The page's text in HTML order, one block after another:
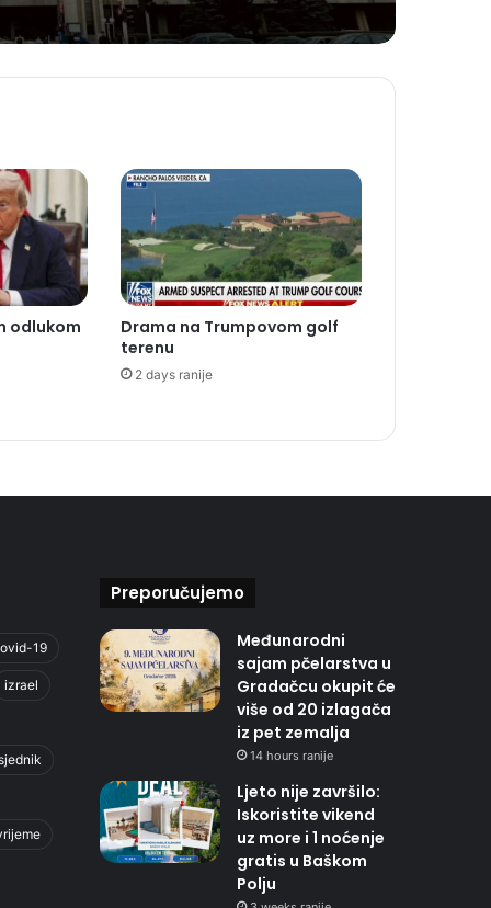
odlukom
Drama na Trumpovom golf
terenu
2 days ranije
19
izrael
Preporučujemo
Međunarodni
sajam pčelarstva u
Gradačcu okupit će
više od 20 izlagača
iz pet zemalja
14 hours ranije
Ljeto nije završilo:
Iskoristite vikend
uz more i 1 noćenje
gratis u Baškom
Polju